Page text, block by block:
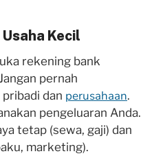
Kecil
rekening bank
pernah
dan perusahaan.
pengeluaran Anda.
tetap (sewa, gaji) dan
marketing).